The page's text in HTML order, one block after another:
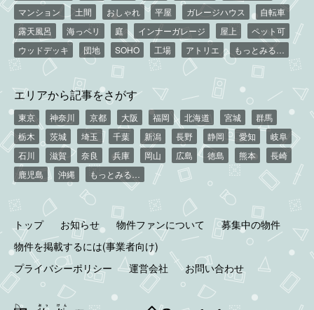
マンション
土間 おしゃれ 平屋 ガレージハウス
自転車
露天風呂
海っペリ 庭 インナーガレージ 屋上
ペット可
ウッドデッキ
団地 SOHO 工場 アトリエ もっとみる…
エリアから記事をさがす
東京 神奈川 京都 大阪 福岡 北海道 宮城
群馬
栃木
茨城 埼玉 千葉 新潟 長野 静岡 愛知
岐阜
石川
滋賀 奈良 兵庫 岡山 広島 徳島 熊本
長崎
鹿児島
沖縄 もっとみる…
トップ お知らせ 物件ファンについて
募集中の物件
物件を掲載するには(事業者向け)
プライバシーポリシー
運営会社 お問い合わせ